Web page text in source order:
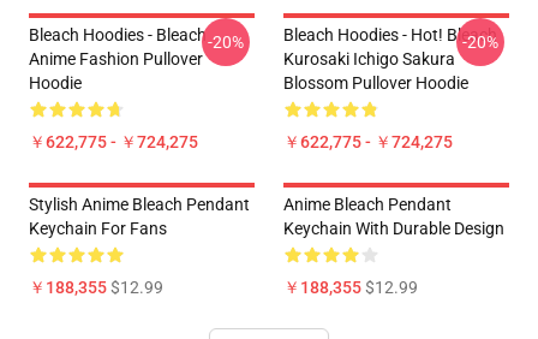
Bleach Hoodies - Bleach
Anime Fashion Pullover
Hoodie
￥622,775 - ￥724,275
-20%
Bleach Hoodies - Hot! Bleach
Kurosaki Ichigo Sakura
Blossom Pullover Hoodie
￥622,775 - ￥724,275
-20%
Stylish Anime Bleach Pendant
Keychain For Fans
￥188,355$12.99
Anime Bleach Pendant
Keychain With Durable Design
￥188,355$12.99